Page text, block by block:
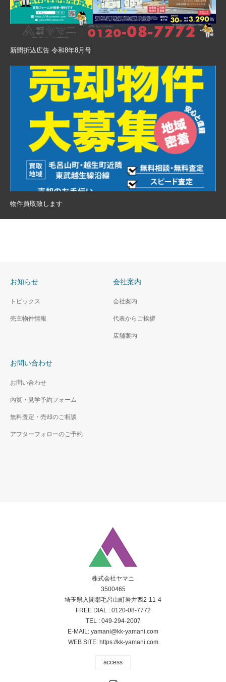
新聞折込広告 令和8年8月号
物件買取致します
お知らせ
トピックス
売主物件情報
会社案内
会社案内
代表からご挨拶
店舗案内
お問い合わせ
お問い合わせ
内覧・見学予約フォーム
無料査定・売却のご相談
アフターフォローのご予約
株式会社ヤマニ
3500465
埼玉県入間郡毛呂山町岩井西2-11-4
FREE DIAL : 0120-08-7772
TEL : 049-294-2007
E-MAIL: yamani@kk-yamani.com
WEB SITE: https://kk-yamani.com
access